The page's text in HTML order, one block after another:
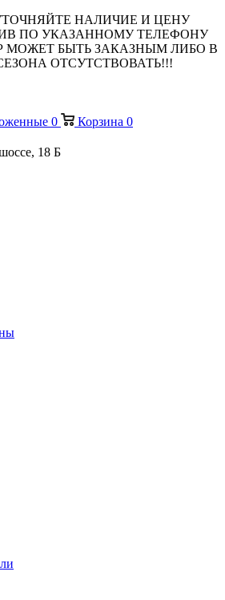
НАЛИЧИЕ И ЦЕНУ
ПО УКАЗАННОМУ ТЕЛЕФОНУ
МОЖЕТ БЫТЬ ЗАКАЗНЫМ ЛИБО В
ОТСУТСТВОВАТЬ!!!
0 Корзина 0
18 Б